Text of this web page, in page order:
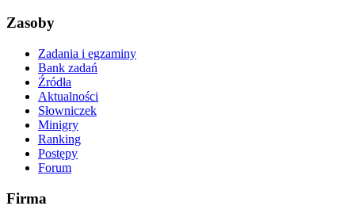
Zasoby
Zadania i egzaminy
Bank zadań
Źródła
Aktualności
Słowniczek
Minigry
Ranking
Postępy
Forum
Firma